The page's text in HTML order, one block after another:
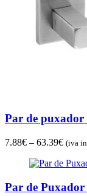
Par de
7.88€ – 63.39€Price
7.88€
(iva
Par de Puxador